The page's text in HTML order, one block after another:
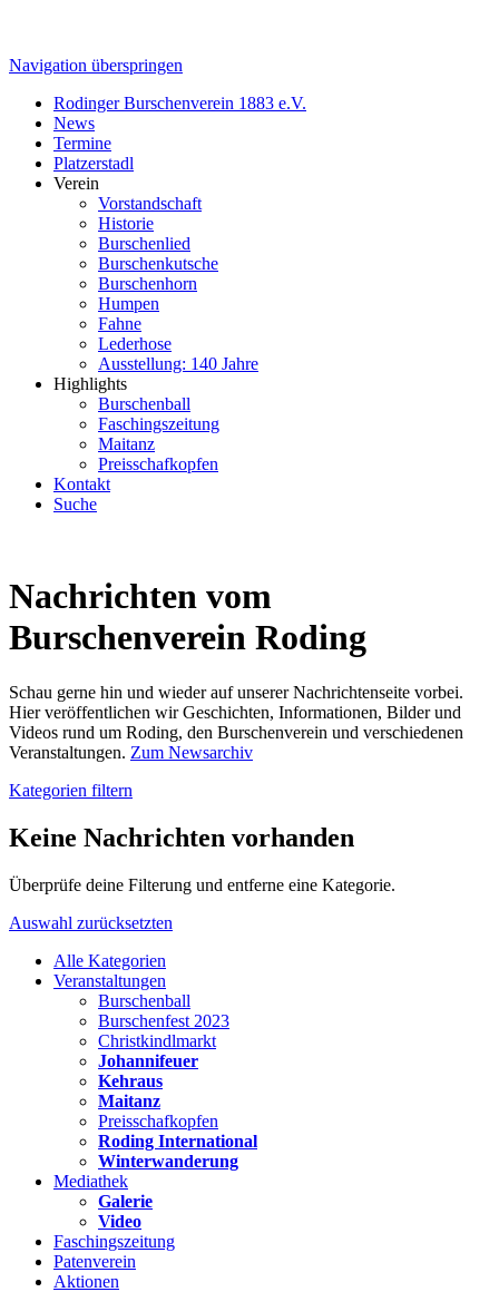
Navigation überspringen
Rodinger Burschenverein 1883 e.V.
News
Termine
Platzerstadl
Verein
Vorstandschaft
Historie
Burschenlied
Burschenkutsche
Burschenhorn
Humpen
Fahne
Lederhose
Ausstellung: 140 Jahre
Highlights
Burschenball
Faschingszeitung
Maitanz
Preisschafkopfen
Kontakt
Suche
Nachrichten vom
Burschenverein Roding
Schau gerne hin und wieder auf unserer Nachrichtenseite vorbei.
Hier veröffentlichen wir Geschichten, Informationen, Bilder und
Videos rund um Roding, den Burschenverein und verschiedenen
Veranstaltungen. Zum Newsarchiv
Kategorien filtern
Keine Nachrichten vorhanden
Überprüfe deine Filterung und entferne eine Kategorie.
Auswahl zurücksetzten
Alle Kategorien
Veranstaltungen
Burschenball
Burschenfest 2023
Christkindlmarkt
Johannifeuer
Kehraus
Maitanz
Preisschafkopfen
Roding International
Winterwanderung
Mediathek
Galerie
Video
Faschingszeitung
Patenverein
Aktionen